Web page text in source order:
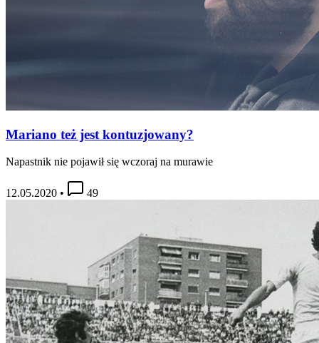
Mariano też jest kontuzjowany?
Napastnik nie pojawił się wczoraj na murawie
12.05.2020 • 49